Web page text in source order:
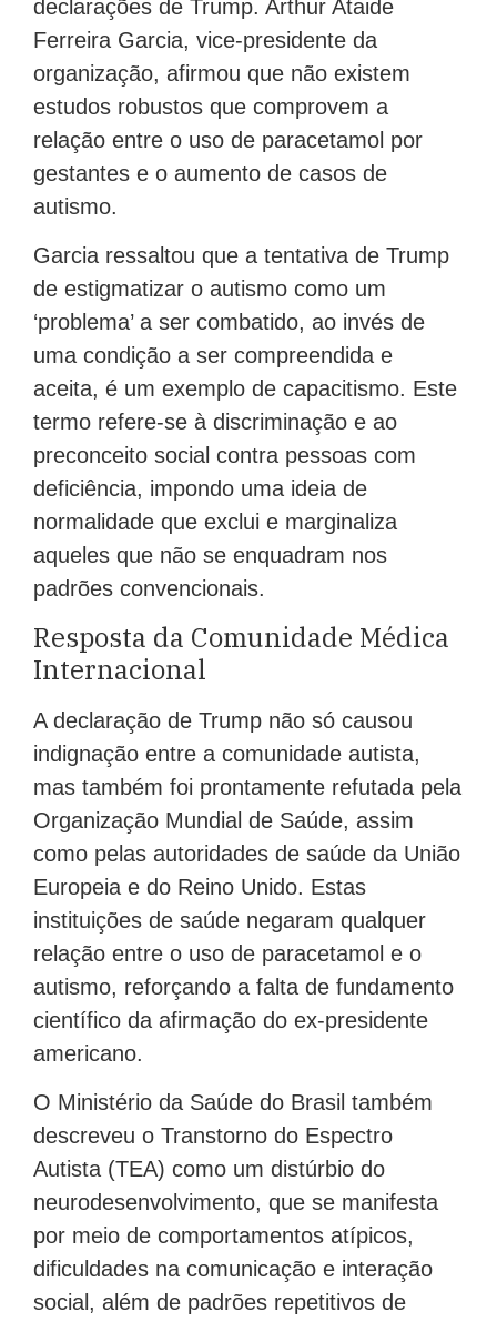
declarações de Trump. Arthur Ataide
Ferreira Garcia, vice-presidente da
organização, afirmou que não existem
estudos robustos que comprovem a
relação entre o uso de paracetamol por
gestantes e o aumento de casos de
autismo.
Garcia ressaltou que a tentativa de Trump
de estigmatizar o autismo como um
‘problema’ a ser combatido, ao invés de
uma condição a ser compreendida e
aceita, é um exemplo de capacitismo. Este
termo refere-se à discriminação e ao
preconceito social contra pessoas com
deficiência, impondo uma ideia de
normalidade que exclui e marginaliza
aqueles que não se enquadram nos
padrões convencionais.
Resposta da Comunidade Médica
Internacional
A declaração de Trump não só causou
indignação entre a comunidade autista,
mas também foi prontamente refutada pela
Organização Mundial de Saúde, assim
como pelas autoridades de saúde da União
Europeia e do Reino Unido. Estas
instituições de saúde negaram qualquer
relação entre o uso de paracetamol e o
autismo, reforçando a falta de fundamento
científico da afirmação do ex-presidente
americano.
O Ministério da Saúde do Brasil também
descreveu o Transtorno do Espectro
Autista (TEA) como um distúrbio do
neurodesenvolvimento, que se manifesta
por meio de comportamentos atípicos,
dificuldades na comunicação e interação
social, além de padrões repetitivos de